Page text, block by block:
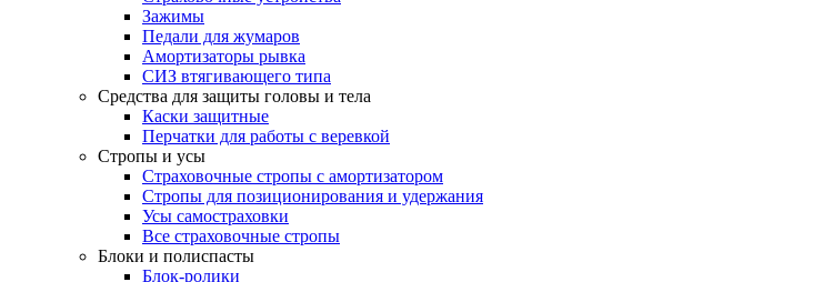
Зажимы
Педали для жумаров
Амортизаторы рывка
СИЗ втягивающего типа
Средства для защиты головы и тела
Каски защитные
Перчатки для работы с веревкой
Стропы и усы
Страховочные стропы с амортизатором
Стропы для позиционирования и удержания
Усы самостраховки
Все страховочные стропы
Блоки и полиспасты
Блок-ролики